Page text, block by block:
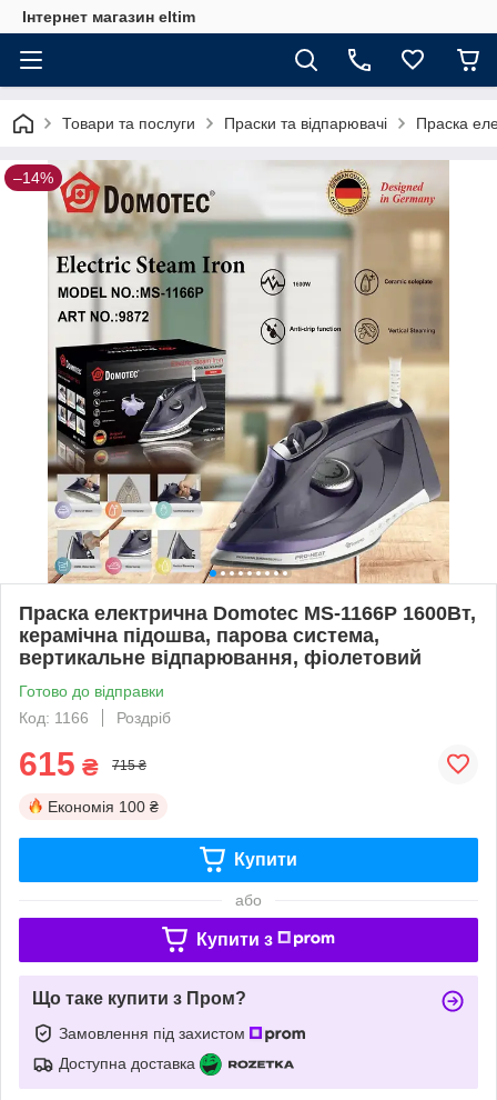
Інтернет магазин eltim
Товари та послуги Праски та відпарювачі Праска
–14%
Праска електрична Domotec MS-1166P 1600Вт,
керамічна підошва, парова система,
вертикальне відпарювання, фіолетовий
Готово до відправки
Код: 1166
Роздріб
615 ₴ 715 ₴
Економія 100 ₴
Купити
або
Купити з
Що таке купити з Пром?
Замовлення під захистом
Доступна доставка